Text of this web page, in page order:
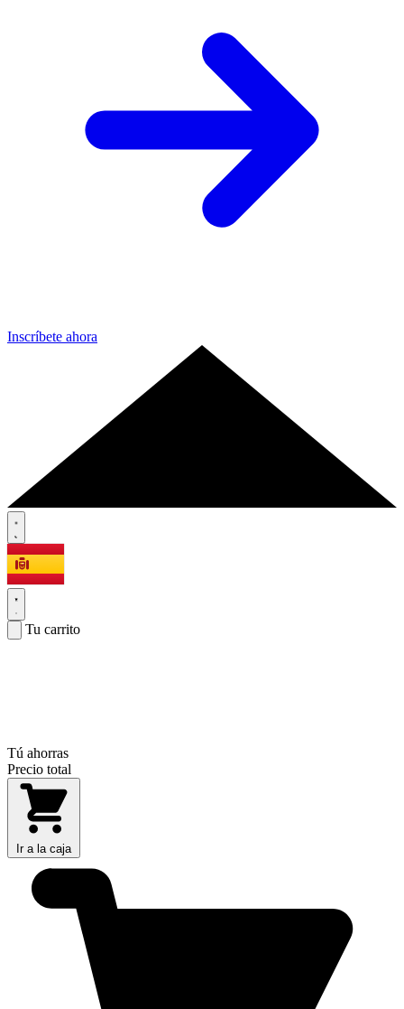
Inscríbete ahora
Tu carrito
Tú ahorras
Precio total
Ir a la caja